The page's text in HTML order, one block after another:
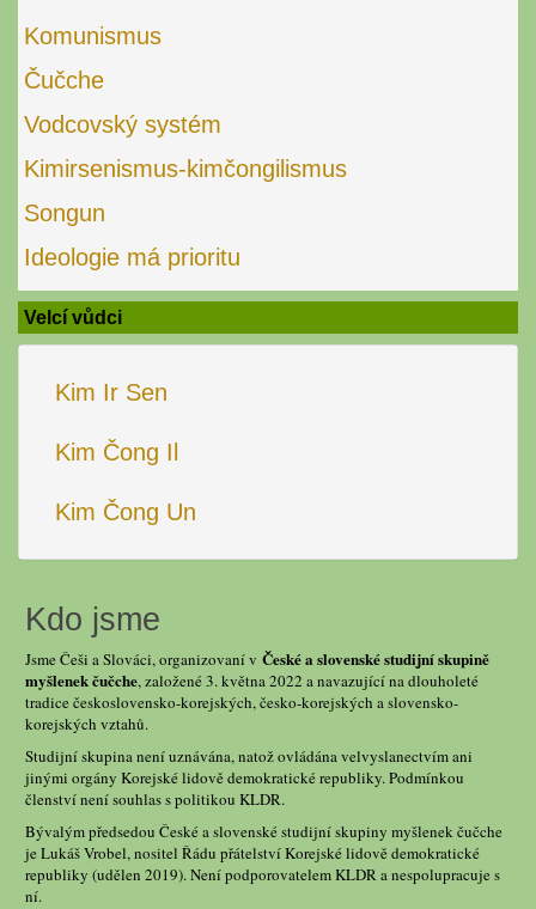
Komunismus
Čučche
Vodcovský systém
Kimirsenismus-kimčongilismus
Songun
Ideologie má prioritu
Velcí vůdci
Kim Ir Sen
Kim Čong Il
Kim Čong Un
Kdo jsme
Jsme Češi a Slováci, organizovaní v České a slovenské studijní skupině
myšlenek čučche, založené 3. května 2022 a navazující na dlouholeté
tradice československo-korejských, česko-korejských a slovensko-
korejských vztahů.
Studijní skupina není uznávána, natož ovládána velvyslanectvím ani
jinými orgány Korejské lidově demokratické republiky. Podmínkou
členství není souhlas s politikou KLDR.
Bývalým předsedou České a slovenské studijní skupiny myšlenek čučche
je Lukáš Vrobel, nositel Řádu přátelství Korejské lidově demokratické
republiky (udělen 2019). Není podporovatelem KLDR a nespolupracuje s
ní.